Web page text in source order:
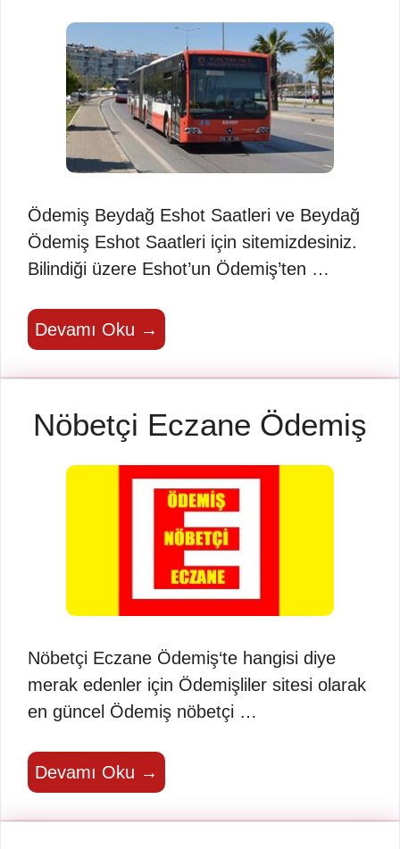
Ödemiş Beydağ Eshot Saatleri ve Beydağ
Ödemiş Eshot Saatleri için sitemizdesiniz.
Bilindiği üzere Eshot’un Ödemiş’ten …
Devamı Oku →
Nöbetçi Eczane Ödemiş
Nöbetçi Eczane Ödemiş‘te hangisi diye
merak edenler için Ödemişliler sitesi olarak
en güncel Ödemiş nöbetçi …
Devamı Oku →